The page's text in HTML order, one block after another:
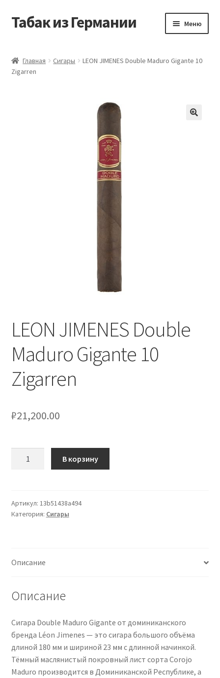
Перейти
Перейти
Табак из Германии Меню
Аккаунт
Главная Сигары
LEON JIMENES Double Maduro Gigante 10
Zigarren
LEON JIMENES Double
Maduro Gigante 10
Zigarren
₽21,200.00
Double
Maduro
В корзину
Артикул: 13b51438a494
Категория: Сигары
Описание
Описание
Сигара Double Maduro Gigante от доминиканского
бренда Léon Jimenes — это сигара большого объёма
длиной 180 мм и шириной 23 мм с длинной начинкой.
Тёмный маслянистый покровный лист сорта Corojo
Maduro производится в Доминиканской Республике, а